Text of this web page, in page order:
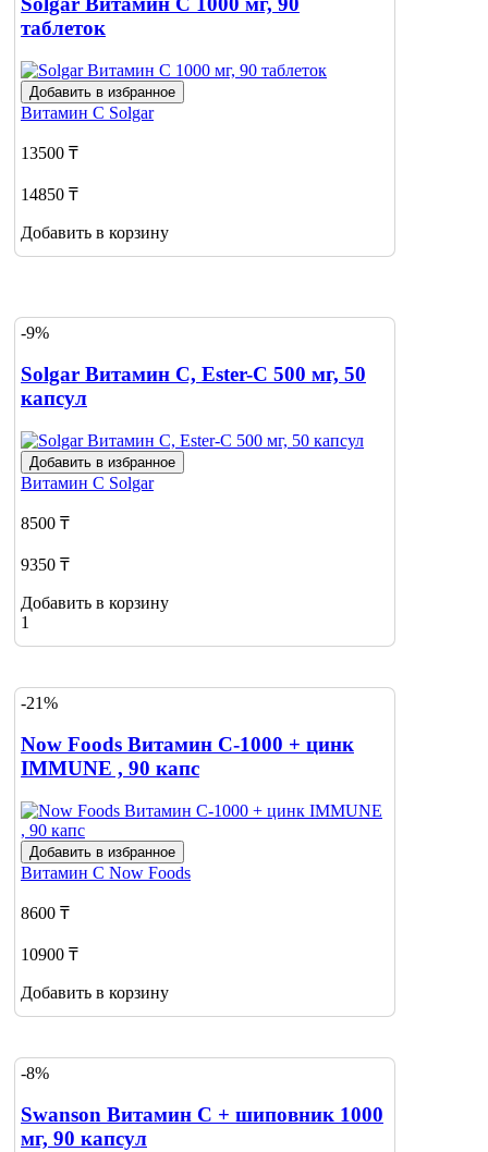
таблеток
Добавить в избранное
Витамин С Solgar
13500 ₸
14850 ₸
Добавить в корзину
-9%
Solgar Витамин C, Ester-C 500 мг, 50
капсул
Добавить в избранное
Витамин С Solgar
8500 ₸
9350 ₸
Добавить в корзину
1
-21%
Now Foods Витамин С-1000 + цинк
IMMUNE , 90 капс
Добавить в избранное
Витамин С Now Foods
8600 ₸
10900 ₸
Добавить в корзину
-8%
Swanson Витамин C + шиповник 1000
мг, 90 капсул